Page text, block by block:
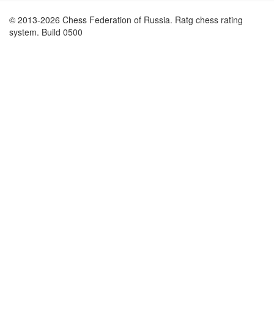
© 2013-2026 Chess Federation of Russia. Ratg chess rating
system. Build 0500